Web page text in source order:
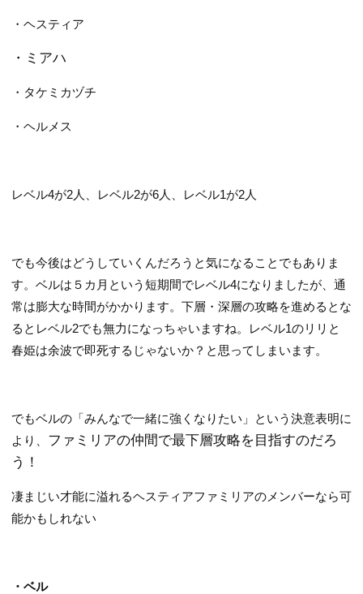
・ヘスティア
・ミアハ
・タケミカヅチ
・ヘルメス
レベル4が2人、レベル2が6人、レベル1が2人
でも今後はどうしていくんだろうと気になることでもありま
す。ベルは５カ月という短期間でレベル4になりましたが、通
常は膨大な時間がかかります。下層・深層の攻略を進めるとな
るとレベル2でも無力になっちゃいますね。レベル1のリリと
春姫は余波で即死するじゃないか？と思ってしまいます。
でもベルの「みんなで一緒に強くなりたい」という決意表明に
より、 ファミリアの仲間で最下層攻略を目指すのだろ
う！
凄まじい才能に溢れるヘスティアファミリアのメンバーなら可
能かもしれない
・ベル